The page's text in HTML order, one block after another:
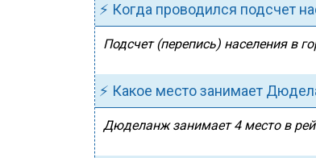
⚡ Когда проводился подсчет
Подсчет (перепись) населения в
⚡ Какое место занимает
Дюделанж занимает 4 место в